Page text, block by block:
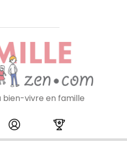
à la newsletter
bien-vivre en famille
to content